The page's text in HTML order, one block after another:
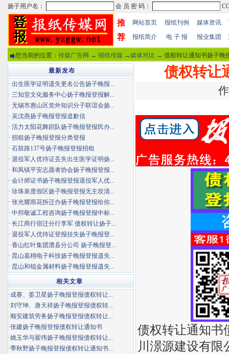
推
荐
网站首页 报纸刊例 媒体资讯
报纸简介 电 子 报 报业集团
您当前的位置： 传媒广告网 → 报纸传媒 →媒体对比 → 债权转让通知书扬子晚
债权转让
债权转让通知书
川澋源建设有限
最新发布
· 出生医学证明遗失更名公告扬子晚报...
· 三知堂文化服务中心扬子晚报登报解...
· 无锡市惠山区党外知识分子联谊会扬...
· 吴沈燕扬子晚报登报道歉信
· 活力太阳花舞蹈队扬子晚报登报民办...
· 招租扬子晚报登报分类登报
· 石鼓路137号扬子晚报登报招租
· 退役军人优待证丢失出生医学证明扬...
· 和凤镇平安志愿者协会扬子晚报登报...
· 会计师证书扬子晚报登报退役军人优...
· 珍珠泉度假区扬子晚报登报无主坟清...
· 张光耀雨花拆迁办扬子晚报登报给你...
· 中邦敬诚工程咨询扬子晚报登报中标...
· 长江商行宿迁分行李军 债权转让扬子...
· 退役军人优待证登报挂失扬子晚报登...
· 香山红叶集团澧县分公司 扬子晚报登...
· 昆山嘉栩电子科技扬子晚报登报遗失...
· 昆山和锟金属材料扬子晚报登报遗失...
相关文章
·成赛、姜卫星扬子晚报登报债权转让...
·刘守坤、唐天祥扬子晚报登报债权转...
·顺安建筑劳务扬子晚报登报债权转让...
·张建扬子晚报登报债权转让通知书
·姚玉华与翟伟扬子晚报登报债权转让...
·季秋野扬子晚报登报债权转让通知书...